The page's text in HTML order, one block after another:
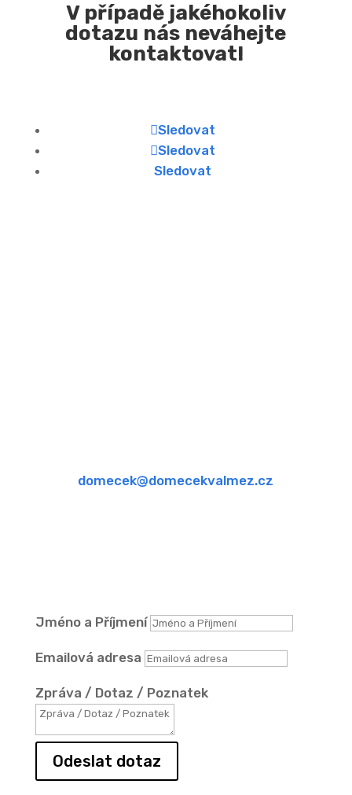
V případě jakéhokoliv
dotazu nás neváhejte
kontaktovat!
Sledovat
Sledovat
Sledovat
domecek@domecekvalmez.cz
Jméno a Příjmení
Emailová adresa
Zpráva / Dotaz / Poznatek
Odeslat dotaz